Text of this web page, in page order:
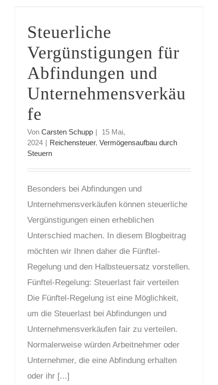
Steuerliche
Vergünstigungen für
Abfindungen und
Unternehmensverkäu
fe
Von Carsten Schupp |
15 Mai,
2024 | Reichensteuer, Vermögensaufbau durch
Steuern
Besonders bei Abfindungen und
Unternehmensverkäufen können steuerliche
Vergünstigungen einen erheblichen
Unterschied machen. In diesem Blogbeitrag
möchten wir Ihnen daher die Fünftel-
Regelung und den Halbsteuersatz vorstellen.
Fünftel-Regelung: Steuerlast fair verteilen
Die Fünftel-Regelung ist eine Möglichkeit,
um die Steuerlast bei Abfindungen und
Unternehmensverkäufen fair zu verteilen.
Normalerweise würden Arbeitnehmer oder
Unternehmer, die eine Abfindung erhalten
oder ihr [...]